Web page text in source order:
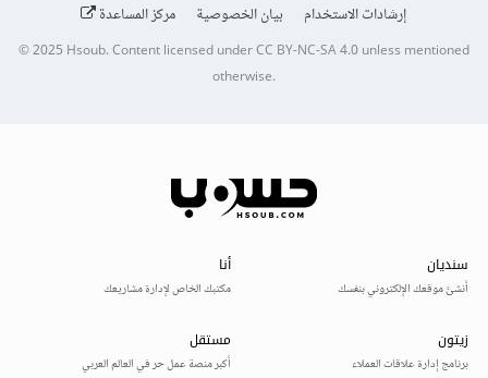
إرشادات الاستخدام
بيان الخصوصية مركز المساعدة
© 2025Hsoub.Content licensed underCC BY-NC-SA 4.0unless mentioned
otherwise.